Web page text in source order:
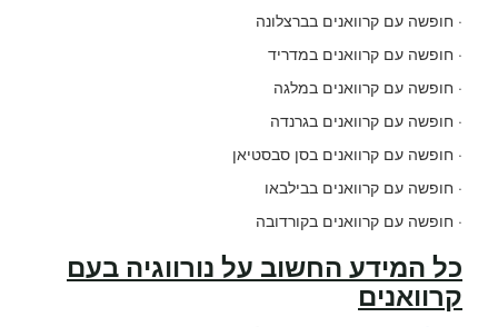
· חופשה עם קרוואנים בברצלונה
· חופשה עם קרוואנים במדריד
· חופשה עם קרוואנים במלגה
· חופשה עם קרוואנים בגרנדה
· חופשה עם קרוואנים בסן סבסטיאן
· חופשה עם קרוואנים בבילבאו
· חופשה עם קרוואנים בקורדובה
כל המידע החשוב על נורווגיה בעם
קרוואנים